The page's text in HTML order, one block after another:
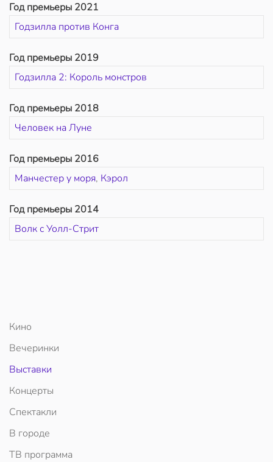
Год премьеры 2021
Годзилла против Конга
Год премьеры 2019
Годзилла 2: Король монстров
Год премьеры 2018
Человек на Луне
Год премьеры 2016
Манчестер у моря, Кэрол
Год премьеры 2014
Волк с Уолл-Стрит
Кино
Вечеринки
Выставки
Концерты
Спектакли
В городе
ТВ программа